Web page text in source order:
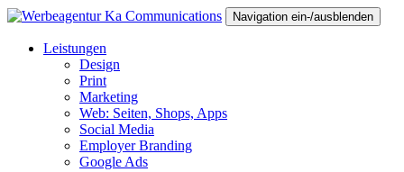
Navigation ein-/ausblenden
Leistungen
Design
Print
Marketing
Web: Seiten, Shops, Apps
Social Media
Employer Branding
Google Ads